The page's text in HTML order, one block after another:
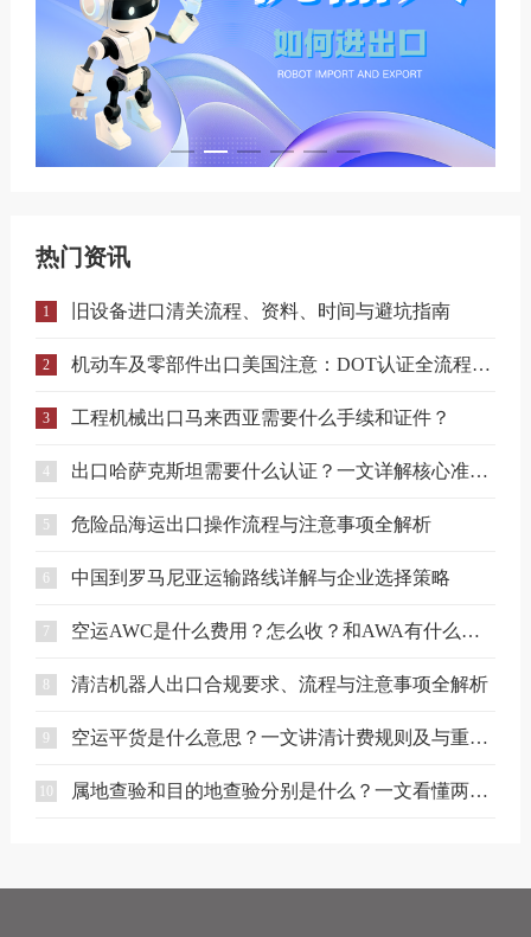
热门资讯
1 旧设备进口清关流程、资料、时间与避坑指南
2 机动车及零部件出口美国注意：DOT认证全流程与合规要点详解
3 工程机械出口马来西亚需要什么手续和证件？
4 出口哈萨克斯坦需要什么认证？一文详解核心准入要求
5 危险品海运出口操作流程与注意事项全解析
6 中国到罗马尼亚运输路线详解与企业选择策略
7 空运AWC是什么费用？怎么收？和AWA有什么区别？
8 清洁机器人出口合规要求、流程与注意事项全解析
9 空运平货是什么意思？一文讲清计费规则及与重货、泡货的区别
10 属地查验和目的地查验分别是什么？一文看懂两者区别